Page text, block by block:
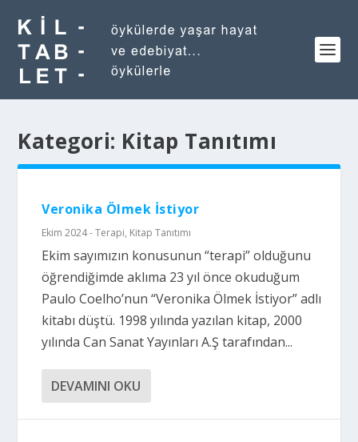
Kategori: Kitap Tanıtımı
Veronika Ölmek İstiyor
Ekim 2024 - Terapi, Kitap Tanıtımı
Ekim sayımızın konusunun “terapi” olduğunu
öğrendiğimde aklıma 23 yıl önce okuduğum
Paulo Coelho’nun “Veronika Ölmek İstiyor” adlı
kitabı düştü. 1998 yılında yazılan kitap, 2000
yılında Can Sanat Yayınları A.Ş tarafından...
DEVAMINI OKU